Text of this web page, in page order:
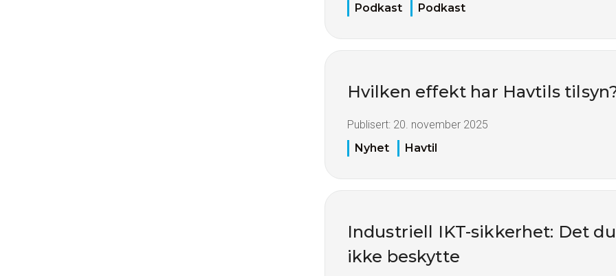
Podkast
Podkast
Hvilken effekt har Havtils
Publisert: 20. november 2025
Nyhet
Havtil
Industriell IKT-sikkerhet: Det
ikke beskytte